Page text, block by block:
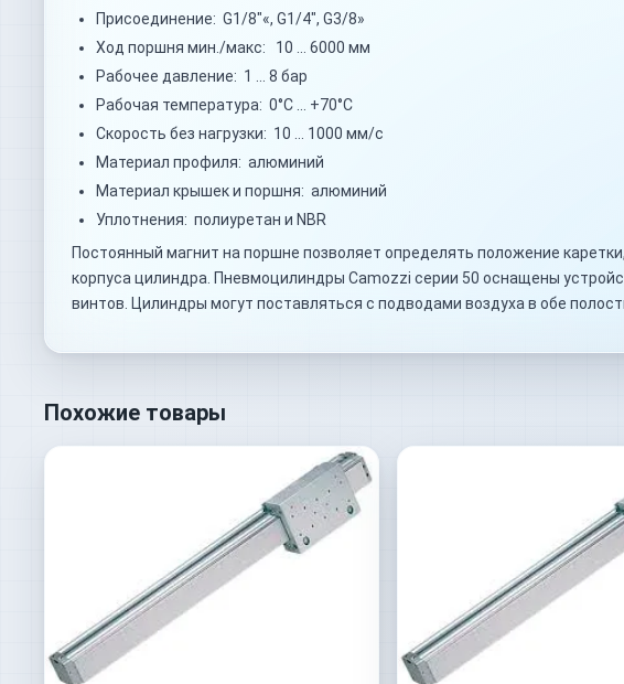
Присоединение: G1/8"«, G1/4", G3/8»
Ход поршня мин./макс: 10 … 6000 мм
Рабочее давление: 1 … 8 бар
Рабочая температура: 0°C … +70°C
Скорость без нагрузки: 10 … 1000 мм/с
Материал профиля: алюминий
Материал крышек и поршня: алюминий
Уплотнения: полиуретан и NBR
Постоянный магнит на поршне позволяет определять положение
корпуса цилиндра. Пневмоцилиндры Camozzi серии 50 оснащены
винтов. Цилиндры могут поставляться с подводами воздуха в обе
Похожие товары